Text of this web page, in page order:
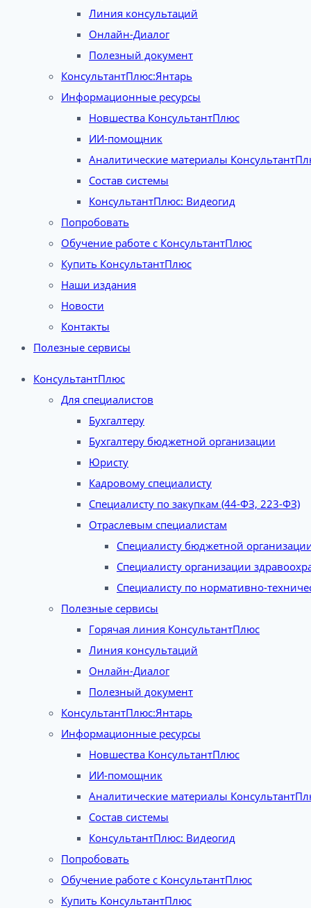
Линия консультаций
Онлайн-Диалог
Полезный документ
КонсультантПлюс:Янтарь
Информационные ресурсы
Новшества КонсультантПлюс
ИИ-помощник
Аналитические материалы
Состав системы
КонсультантПлюс: Видеогид
Попробовать
Обучение работе с КонсультантПлюс
Купить КонсультантПлюс
Наши издания
Новости
Контакты
Полезные сервисы
КонсультантПлюс
Для специалистов
Бухгалтеру
Бухгалтеру бюджетной организации
Юристу
Кадровому специалисту
Специалисту по закупкам (44-ФЗ, 223-ФЗ)
Отраслевым специалистам
Специалисту бюджетной
Специалисту организации
Специалисту по нормативно-
Полезные сервисы
Горячая линия КонсультантПлюс
Линия консультаций
Онлайн-Диалог
Полезный документ
КонсультантПлюс:Янтарь
Информационные ресурсы
Новшества КонсультантПлюс
ИИ-помощник
Аналитические материалы
Состав системы
КонсультантПлюс: Видеогид
Попробовать
Обучение работе с КонсультантПлюс
Купить КонсультантПлюс